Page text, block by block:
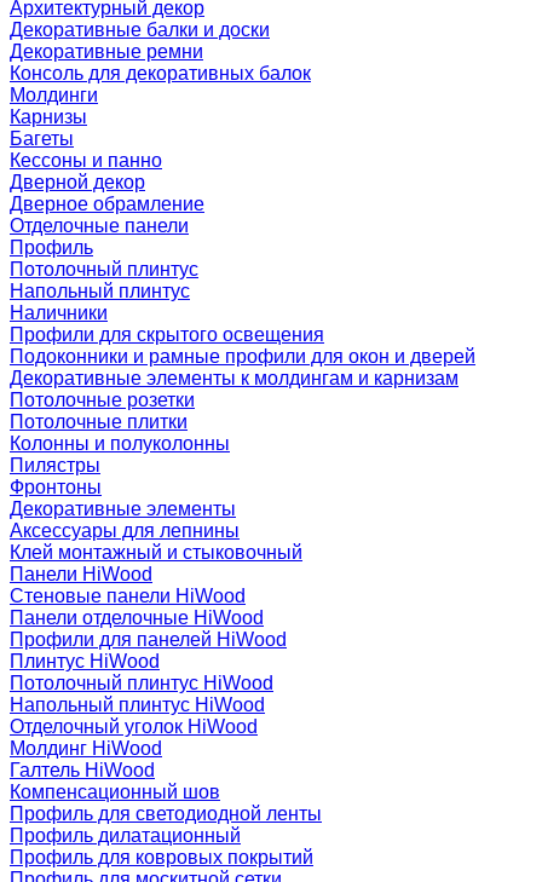
Архитектурный декор
Декоративные балки и доски
Декоративные ремни
Консоль для декоративных балок
Молдинги
Карнизы
Багеты
Кессоны и панно
Дверной декор
Дверное обрамление
Отделочные панели
Профиль
Потолочный плинтус
Напольный плинтус
Наличники
Профили для скрытого освещения
Подоконники и рамные профили для окон и дверей
Декоративные элементы к молдингам и карнизам
Потолочные розетки
Потолочные плитки
Колонны и полуколонны
Пилястры
Фронтоны
Декоративные элементы
Аксессуары для лепнины
Клей монтажный и стыковочный
Панели HiWood
Стеновые панели HiWood
Панели отделочные HiWood
Профили для панелей HiWood
Плинтус HiWood
Потолочный плинтус HiWood
Напольный плинтус HiWood
Отделочный уголок HiWood
Молдинг HiWood
Галтель HiWood
Компенсационный шов
Профиль для светодиодной ленты
Профиль дилатационный
Профиль для ковровых покрытий